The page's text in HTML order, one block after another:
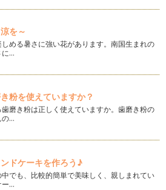
に最初からできることの一つが「話
ま…
めに
になったときから始まっている、と
て…
と、まるで東大に入る脳、のことのよ
大でなくて…
を～
める暑さに強い花があります。南国生まれの
に…
粉を使えていますか？
磨き粉は正しく使えていますか。歯磨き粉の
の…
ドケーキを作ろう♪
でも、比較的簡単で美味しく、親しまれてい
ー…